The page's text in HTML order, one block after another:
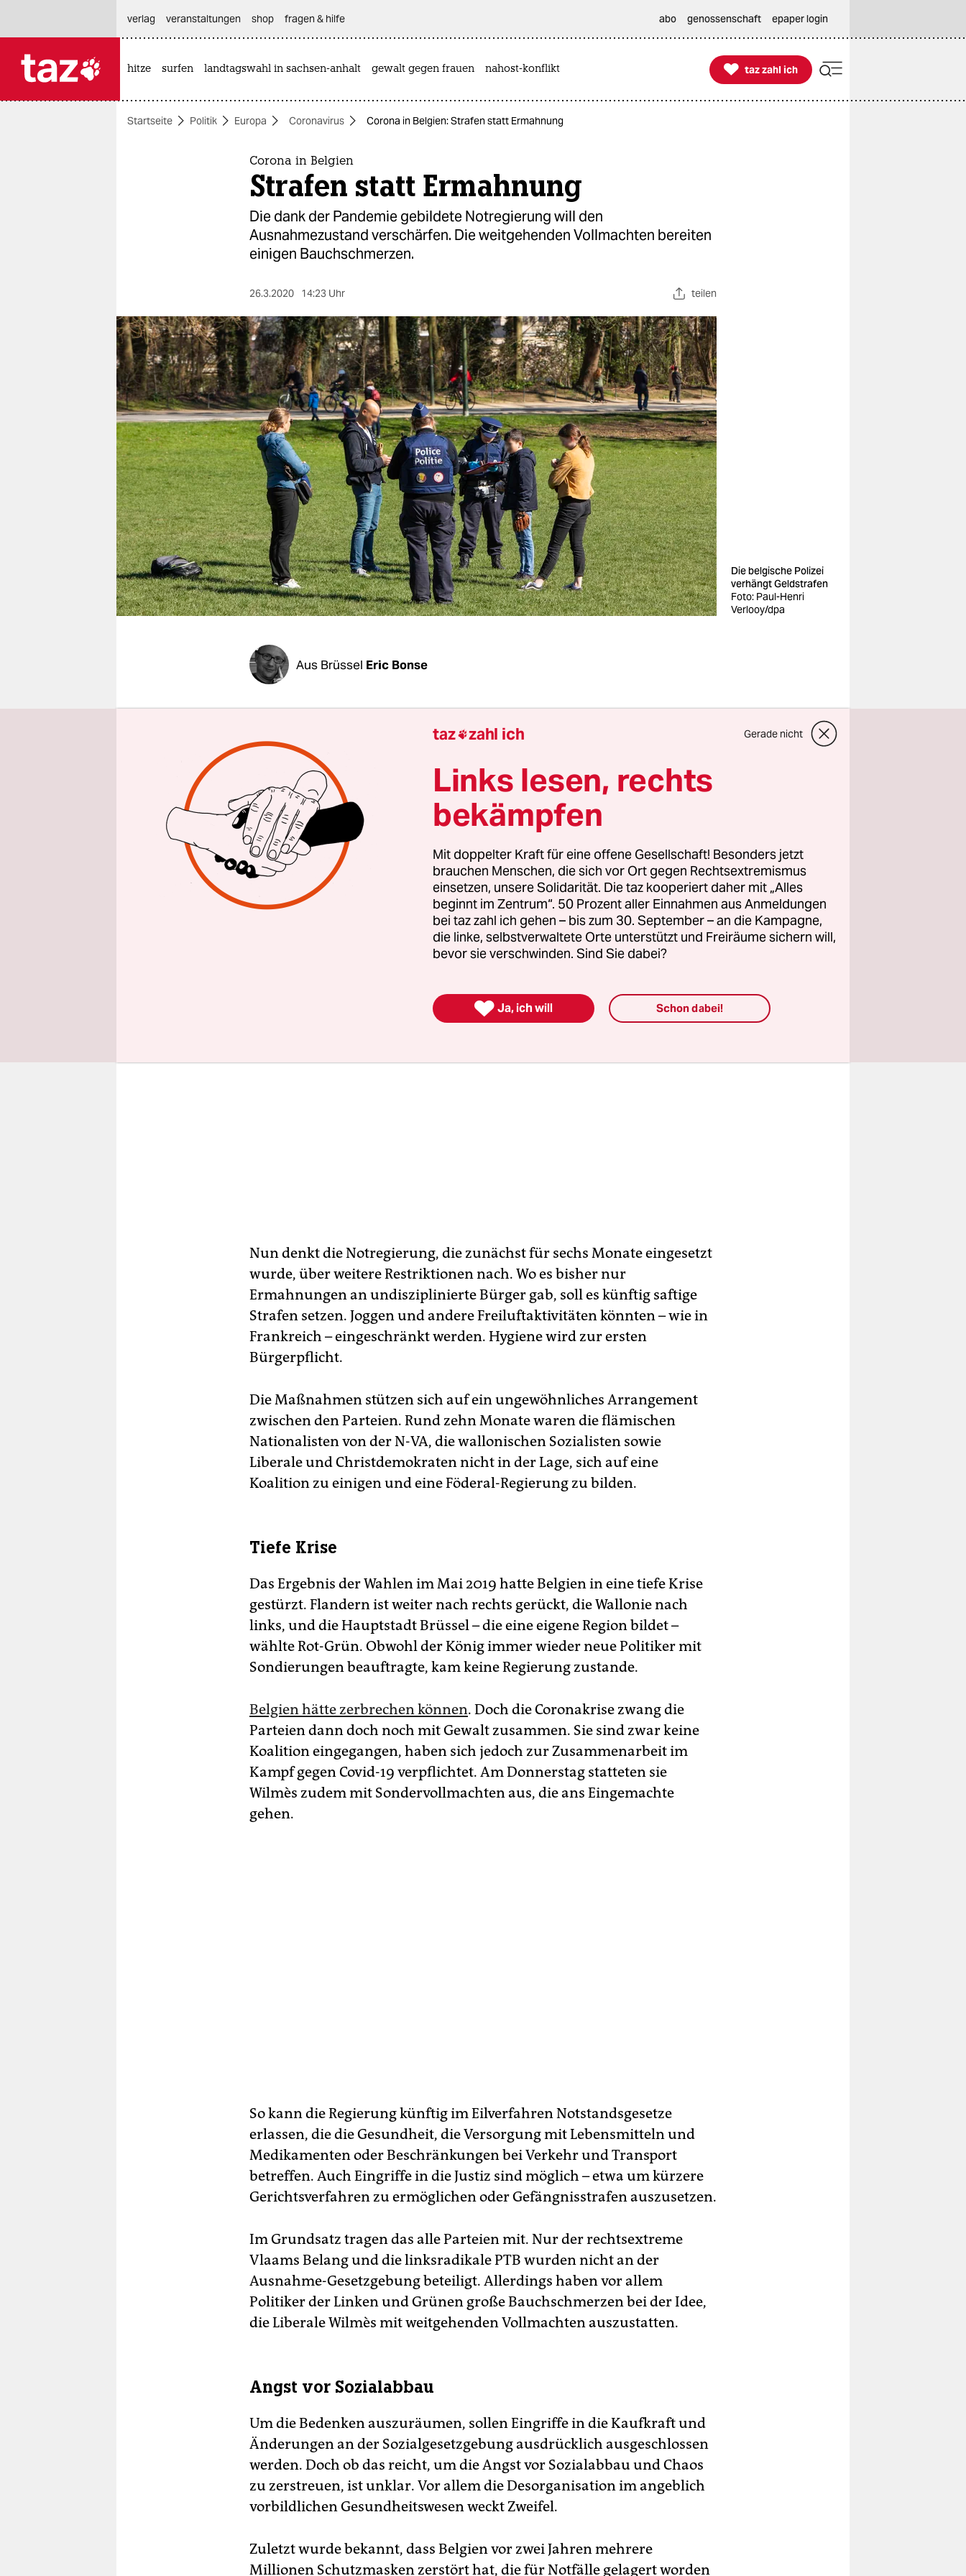
themen
berlin
nord
wahrheit
verlag
verlag
veranstaltungen
shop
fragen & hilfe
unterstützen
abo
genossenschaft
verlag
veranstaltungen shop fragen & hilfe abo genossenschaft epaper login
hitze surfen landtagswahl in sachsen-anhalt gewalt gegen frauen nahost-konflikt 
taz zahl ich
taz zahl ich
Startseite Politik Europa Coronavirus Corona in Belgien: Strafen statt Ermahnung
Corona in Belgien
Strafen statt Ermahnung
Die dank der Pandemie gebildete Notregierung will den
Ausnahmezustand verschärfen. Die weitgehenden Vollmachten bereiten
einigen Bauchschmerzen.
26.3.2020 14:23 Uhr teilen
Die belgische Polizei
verhängt Geldstrafen
Foto: Paul-Henri
Verlooy/dpa
Aus Brüssel Eric Bonse
Erst eine Notregierung, nun Sondervollmachten: Das sonst so
zerstrittene Belgien reagiert überraschend schnell und geschlossen
auf die Coronakrise. Premierministerin Sophie Wilmès kann sich auf
alle großen Parteien aus Flandern, der Wallonie und Brüssel stützen –
und will dies nun nutzen, um den Ausnahmezustand weiter zu
verschärfen.
Schon jetzt gelten in Belgien striktere Regeln als in Deutschland. Das
Königreich orientiert sich an Frankreich und hat schon vor zwei
Wochen
eine Ausgangssperreerlassen. Belgien hat auch die Grenzen
zu Deutschland und den Niederlanden dichtgemacht, weil es die
Einschleppung von Sars-CoV-2 etwa aus dem Kreis Heinsberg fürchtet.
Nun denkt die Notregierung, die zunächst für sechs Monate eingesetzt
wurde, über weitere Restriktionen nach. Wo es bisher nur
Ermahnungen an undisziplinierte Bürger gab, soll es künftig saftige
Strafen setzen. Joggen und andere Freiluftaktivitäten könnten – wie in
Frankreich – eingeschränkt werden. Hygiene wird zur ersten
Bürgerpflicht.
Die Maßnahmen stützen sich auf ein ungewöhnliches Arrangement
zwischen den Parteien. Rund zehn Monate waren die flämischen
Nationalisten von der N-VA, die wallonischen Sozialisten sowie
Liberale und Christdemokraten nicht in der Lage, sich auf eine
Koalition zu einigen und eine Föderal-Regierung zu bilden.
Tiefe Krise
Das Ergebnis der Wahlen im Mai 2019 hatte Belgien in eine tiefe Krise
gestürzt. Flandern ist weiter nach rechts gerückt, die Wallonie nach
links, und die Hauptstadt Brüssel – die eine eigene Region bildet –
wählte Rot-Grün. Obwohl der König immer wieder neue Politiker mit
Sondierungen beauftragte, kam keine Regierung zustande.
Belgien hätte zerbrechen können. Doch die Coronakrise zwang die
Parteien dann doch noch mit Gewalt zusammen. Sie sind zwar keine
Koalition eingegangen, haben sich jedoch zur Zusammenarbeit im
Kampf gegen Covid-19 verpflichtet. Am Donnerstag statteten sie
Wilmès zudem mit Sondervollmachten aus, die ans Eingemachte
gehen.
So kann die Regierung künftig im Eilverfahren Notstandsgesetze
erlassen, die die Gesundheit, die Versorgung mit Lebensmitteln und
Medikamenten oder Beschränkungen bei Verkehr und Transport
betreffen. Auch Eingriffe in die Justiz sind möglich – etwa um kürzere
Gerichtsverfahren zu ermöglichen oder Gefängnisstrafen auszusetzen.
Im Grundsatz tragen das alle Parteien mit. Nur der rechtsextreme
Vlaams Belang und die linksradikale PTB wurden nicht an der
Ausnahme-Gesetzgebung beteiligt. Allerdings haben vor allem
Politiker der Linken und Grünen große Bauchschmerzen bei der Idee,
die Liberale Wilmès mit weitgehenden Vollmachten auszustatten.
Angst vor Sozialabbau
Um die Bedenken auszuräumen, sollen Eingriffe in die Kaufkraft und
Änderungen an der Sozialgesetzgebung ausdrücklich ausgeschlossen
werden. Doch ob das reicht, um die Angst vor Sozialabbau und Chaos
zu zerstreuen, ist unklar. Vor allem die Desorganisation im angeblich
vorbildlichen Gesundheitswesen weckt Zweifel.
Zuletzt wurde bekannt, dass Belgien vor zwei Jahren mehrere
Millionen Schutzmasken zerstört hat, die für Notfälle gelagert worden
taz zahl ich Gerade nicht
Links lesen, rechts
bekämpfen
Mit doppelter Kraft für eine offene Gesellschaft! Besonders jetzt
brauchen Menschen, die sich vor Ort gegen Rechtsextremismus
einsetzen, unsere Solidarität. Die taz kooperiert daher mit „Alles
beginnt im Zentrum“. 50 Prozent aller Einnahmen aus Anmeldungen
bei taz zahl ich gehen – bis zum 30. September – an die Kampagne,
die linke, selbstverwaltete Orte unterstützt und Freiräume sichern will,
bevor sie verschwinden. Sind Sie dabei?
 Ja, ich will Schon dabei!